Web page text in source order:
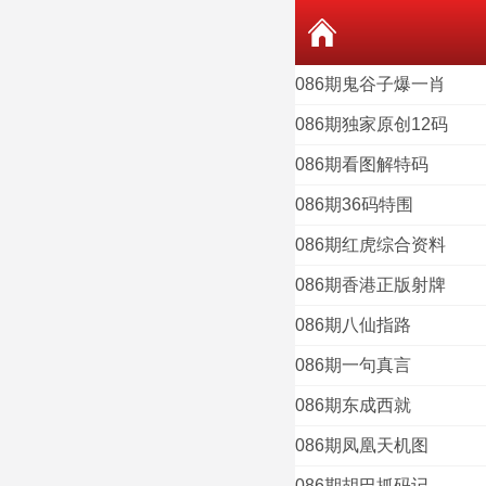
086期鬼谷子爆一肖
086期独家原创12码
086期看图解特码
086期36码特围
086期红虎综合资料
086期香港正版射牌
086期八仙指路
086期一句真言
086期东成西就
086期凤凰天机图